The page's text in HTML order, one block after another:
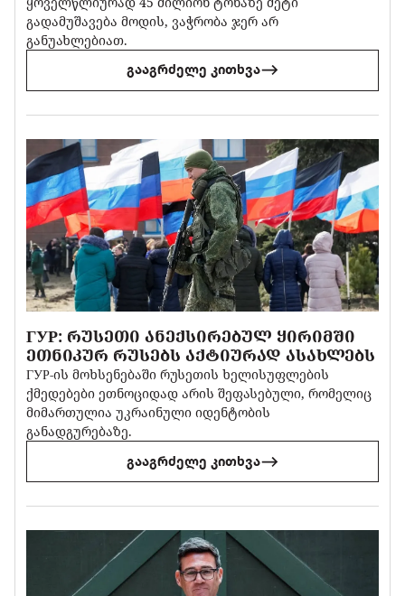
გადამუშავება მოდის, ვაჭრობა ჯერ არ
განუახლებიათ.
გააგრძელე კითხვა
ГУР: ᲠᲣᲡᲔᲗᲘ ᲐᲜᲔᲥᲡᲘᲠᲔᲑᲣᲚ ᲧᲘᲠᲘᲛᲨᲘ
ᲔᲗᲜᲘᲙᲣᲠ ᲠᲣᲡᲔᲑᲡ ᲐᲥᲢᲘᲣᲠᲐᲓ ᲐᲡᲐᲮᲚᲔᲑᲡ
ГУР-ის მოხსენებაში რუსეთის ხელისუფლების
ქმედებები ეთნოციდად არის შეფასებული, რომელიც
მიმართულია უკრაინული იდენტობის
განადგურებაზე.
გააგრძელე კითხვა